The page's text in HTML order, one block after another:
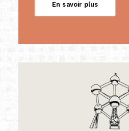
En savoir plus